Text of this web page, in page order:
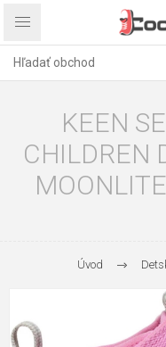
KEEN
CHILDREN
Úvod